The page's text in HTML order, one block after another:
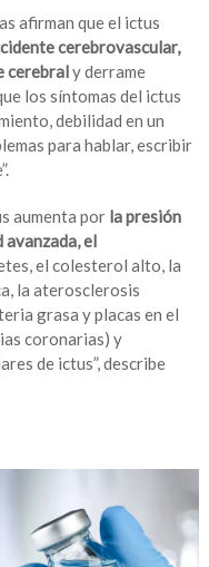
afirman que el ictus
cerebrovascular,
cerebraly derrame
los síntomas del ictus
debilidad en un
para hablar, escribir
aumenta por la presión
el
el colesterol alto, la
la aterosclerosis
grasa y placas en el
coronarias) y
de ictus”, describe